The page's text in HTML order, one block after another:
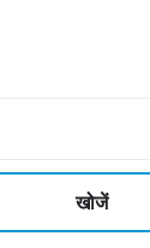
खोजें